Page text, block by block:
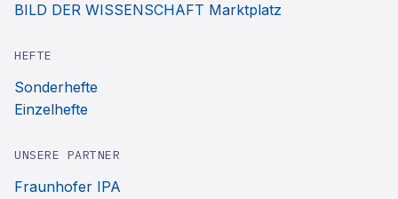
BILD DER WISSENSCHAFT Marktplatz
HEFTE
Sonderhefte
Einzelhefte
UNSERE PARTNER
Fraunhofer IPA